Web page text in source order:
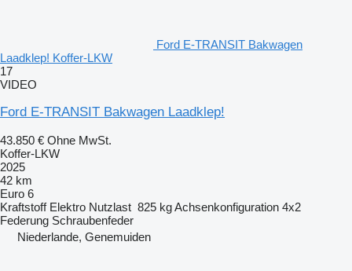
Ford E-TRANSIT Bakwagen
Laadklep! Koffer-LKW
17
VIDEO
Ford E-TRANSIT Bakwagen Laadklep!
43.850 € Ohne MwSt.
Koffer-LKW
2025
42 km
Euro 6
Kraftstoff Elektro Nutzlast 825 kgAchsenkonfiguration 4x2
Federung Schraubenfeder
Niederlande, Genemuiden